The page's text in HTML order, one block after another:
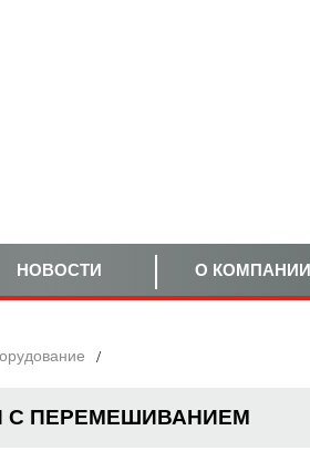
НОВОСТИ О КОМПАНИИ
С ПЕРЕМЕШИВАНИЕМ